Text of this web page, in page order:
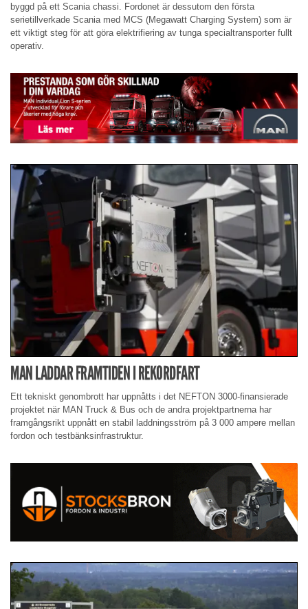
byggd på ett Scania chassi. Fordonet är dessutom den första
serietillverkade Scania med MCS (Megawatt Charging System) som är
ett viktigt steg för att göra elektrifiering av tunga specialtransporter fullt
operativ.
MAN LADDAR FRAMTIDEN I REKORDFART
Ett tekniskt genombrott har uppnåtts i det NEFTON 3000-finansierade
projektet när MAN Truck & Bus och de andra projektpartnerna har
framgångsrikt uppnått en stabil laddningsström på 3 000 ampere mellan
fordon och testbänksinfrastruktur.